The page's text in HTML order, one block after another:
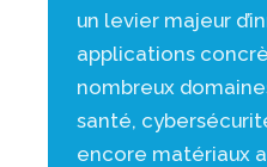
un levier majeur
applications
nombreux
santé,
encore matériaux